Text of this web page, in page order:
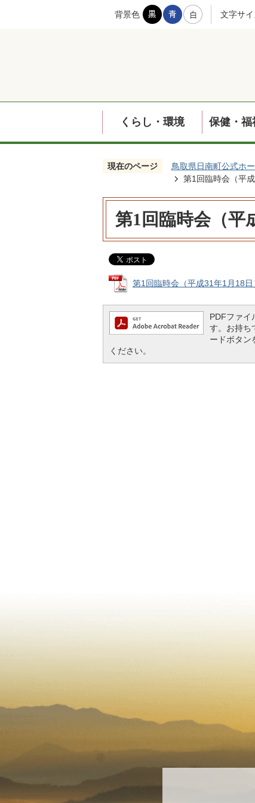
背景色 文字サ
くらし・環境 保健・福
現在のページ 鳥取県日南町公式ホ
第1回臨時会（平
第1回臨時会（平
第1回臨時会（平成31年1月18
PDFファイ
す。お持ち
ードボタン
ください。